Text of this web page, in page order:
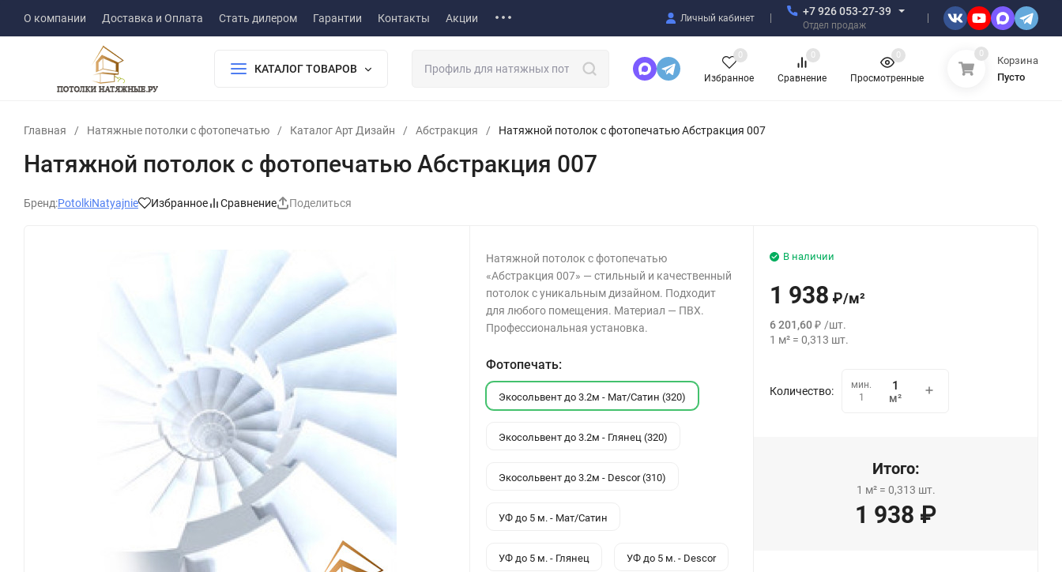
О компании Доставка и Оплата Стать дилером Гарантии Контакты Акции Личный кабинет
+7 926 053-27-39
Отдел продаж
КАТАЛОГ ТОВАРОВ
Избранное
0
Сравнение
0
Просмотренные
0 0
Корзина
Пусто
Главная / Натяжные потолки с фотопечатью / Каталог Арт Дизайн / Абстракция / Натяжной потолок с фотопечатью Абстракция 007
Натяжной потолок с фотопечатью Абстракция 007
Бренд:PotolkiNatyajnie Избранное Сравнение Поделиться
Натяжной потолок с фотопечатью
«Абстракция 007» — стильный и качественный
потолок с уникальным дизайном. Подходит
для любого помещения. Материал — ПВХ.
Профессиональная установка.
Фотопечать:
Экосольвент до 3.2м - Мат/Сатин (320)
Экосольвент до 3.2м - Глянец (320)
Экосольвент до 3.2м - Descor (310)
УФ до 5 м. - Мат/Сатин
УФ до 5 м. - Глянец УФ до 5 м. - Descor
В наличии
1 938 ₽/м²
6 201,60₽ /шт.
1 м² =0,313 шт.
Количество:
мин.
1
м²
Итого:
1 м²= 0,313 шт.
1 938 ₽